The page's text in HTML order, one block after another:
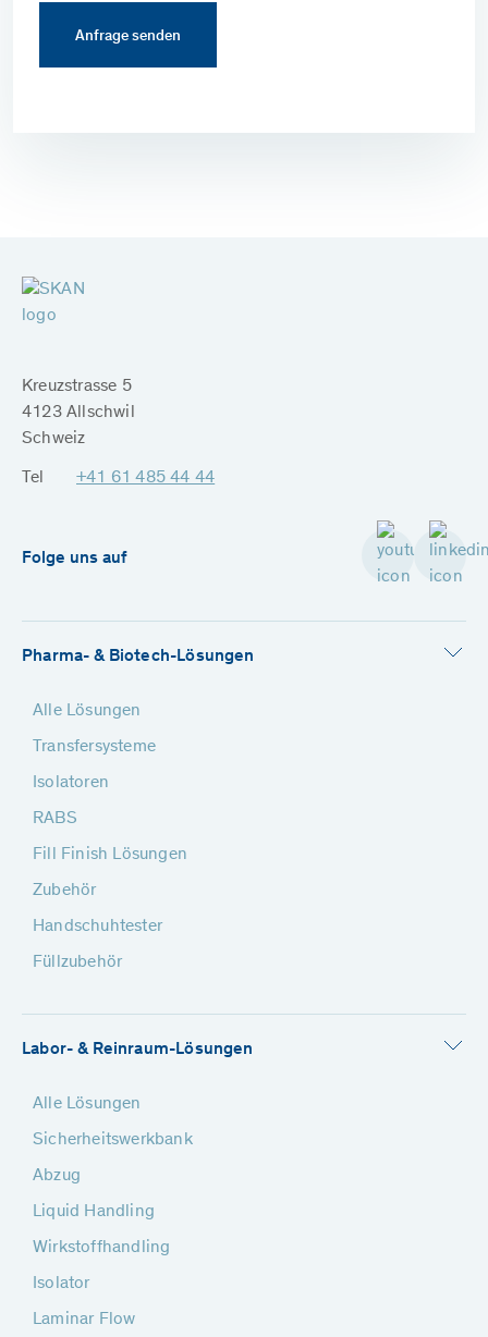
Kreuzstrasse 5
4123 Allschwil
Schweiz
Tel +41 61 485 44 44
Folge uns auf
Pharma- & Biotech-Lösungen
Alle Lösungen
Transfersysteme
Isolatoren
RABS
Fill Finish Lösungen
Zubehör
Handschuhtester
Füllzubehör
Labor- & Reinraum-Lösungen
Alle Lösungen
Sicherheitswerkbank
Abzug
Liquid Handling
Wirkstoffhandling
Isolator
Laminar Flow